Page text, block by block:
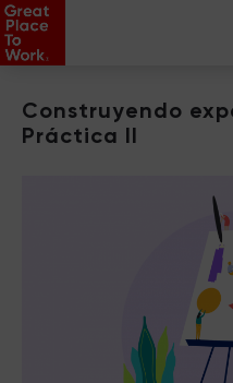
Construyendo
Práctica II